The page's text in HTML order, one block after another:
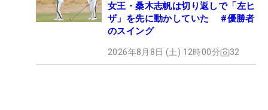
女王・桑木志帆は切り返しで「左ヒ
ザ」を先に動かしていた #優勝者
のスイング
2026年8月8日 (土) 12時00分 32